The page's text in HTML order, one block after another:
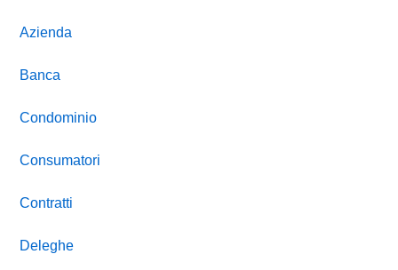
Azienda
Banca
Condominio
Consumatori
Contratti
Deleghe